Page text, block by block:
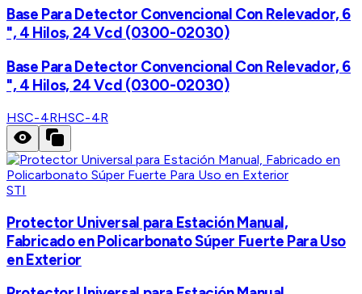
Base Para Detector Convencional Con Relevador, 6
", 4 Hilos, 24 Vcd (0300-02030)
Base Para Detector Convencional Con Relevador, 6
", 4 Hilos, 24 Vcd (0300-02030)
HSC-4RHSC-4R
STI
Protector Universal para Estación Manual,
Fabricado en Policarbonato Súper Fuerte Para Uso
en Exterior